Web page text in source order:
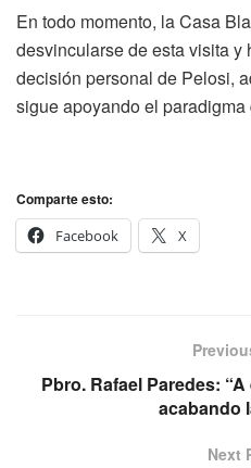
En todo momento, la Casa
desvincularse de esta visita y
decisión personal de Pelosi,
sigue apoyando el paradigma
Comparte esto:
Facebook
X
Pbro. Rafael Paredes:
acabando
Next